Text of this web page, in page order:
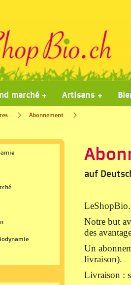
marché Artisans
Abonnement
auf
Notre but
des
Un
livraison).
Livraison :